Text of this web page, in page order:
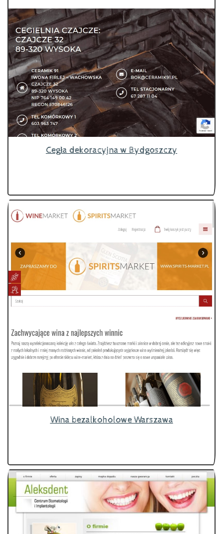
Cegła dekoracyjna w Bydgoszczy
Wina bezalkoholowe Warszawa